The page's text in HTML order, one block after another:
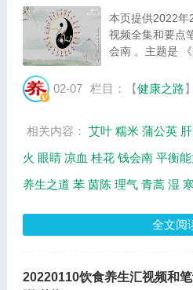
本页提供2022年
视频全集和要点
会南 。主题是
视频全集的在线
02-07 栏目：【健康之路】
相关内容： 艾叶 糯米 蒲公英
火 眼睛 凉血 桂花 钱会南 平衡能
养生之道 苯 茵陈 理气 青蒿 湿 寒
全文阅
20220110饮食养生汇视频和